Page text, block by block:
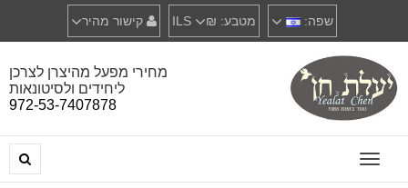
שפה: מטבע: ₪‎ILS קישור מהיר
מחירי מפעל מהיצרן לצרכן
ליחידים ולסיטונאות
972-53-7407878
Toggle
navigation